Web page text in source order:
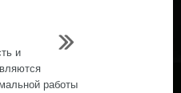
и
работы